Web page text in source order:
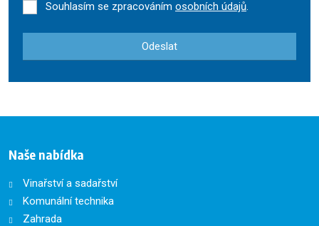
Souhlasím se zpracováním osobních údajů.
Odeslat
se
Naše nabídka
Vinařství a sadařství
Komunální technika
Zahrada